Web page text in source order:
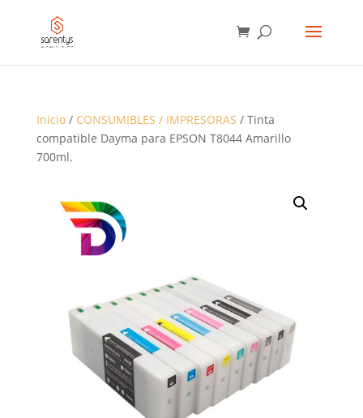
PRODUCTOS
Inicio/ CONSUMIBLES / IMPRESORAS / Tinta
compatible Dayma para EPSON T8044 Amarillo
700ml.